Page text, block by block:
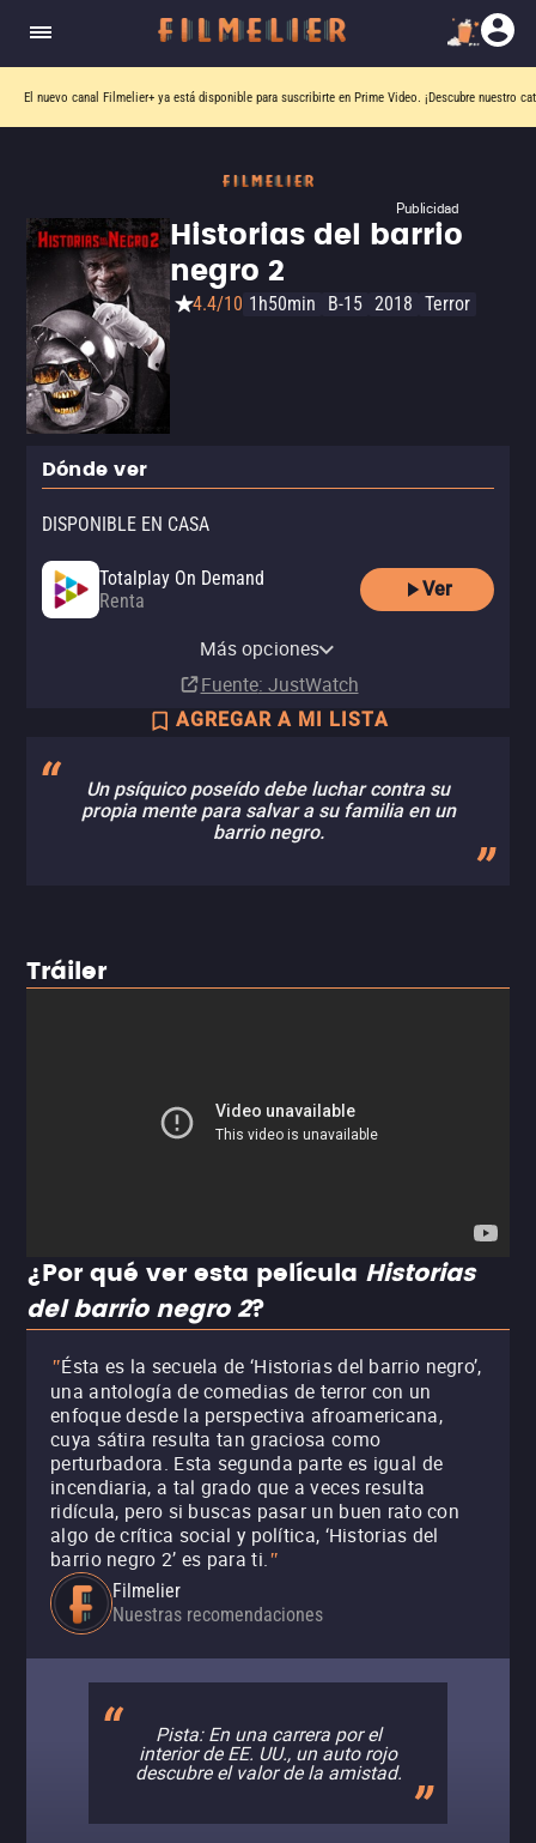
El nuevo canal Filmelier+ ya está disponible para suscribirte en Prime Video. ¡Descubre nuestro
Publicidad
Historias del barrio
negro 2
4.4/10 1h50min B-15 2018 Terror
Dónde ver
DISPONIBLE EN CASA
Totalplay On Demand
Renta
Ver
Amazon Video
Apple TV Store
Claro video
Más opciones
Fuente: JustWatch
AGREGAR A MI LISTA
Un psíquico poseído debe luchar contra su
propia mente para salvar a su familia en un
barrio negro.
Tráiler
¿Por qué ver esta película Historias
del barrio negro 2?
"Ésta es la secuela de ‘Historias del barrio negro’,
una antología de comedias de terror con un
enfoque desde la perspectiva afroamericana,
cuya sátira resulta tan graciosa como
perturbadora. Esta segunda parte es igual de
incendiaria, a tal grado que a veces resulta
ridícula, pero si buscas pasar un buen rato con
algo de crítica social y política, ‘Historias del
barrio negro 2’ es para ti."
Filmelier
Nuestras recomendaciones
Pista: En una carrera por el
interior de EE. UU., un auto rojo
descubre el valor de la amistad.